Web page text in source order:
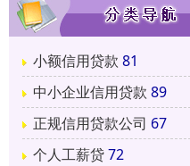
小额信用贷款 81
中小企业信用贷款 89
正规信用贷款公司 67
个人工薪贷72